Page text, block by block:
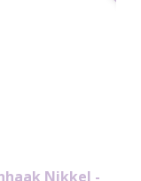
Nikkel -